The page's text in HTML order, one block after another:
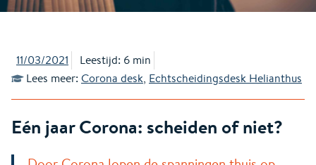
11/03/2021
Leestijd: 6 min
Lees meer: Corona desk, Echtscheidingsdesk Helianthus
Eén jaar Corona: scheiden of niet?